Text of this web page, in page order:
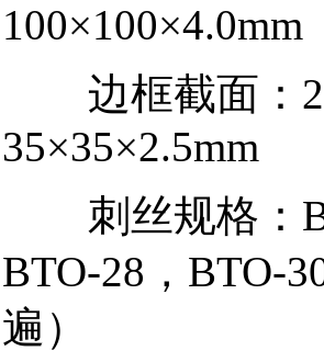
100×100×4.0mm
边框截面：
35×35×2.5mm
刺丝规格：
BTO-28 ， BTO-
遍）